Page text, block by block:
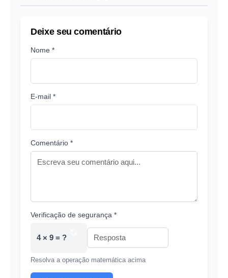
Deixe seu comentário
Nome *
E-mail *
Comentário *
Verificação de segurança *
4 × 9 = ?
Resolva a operação matemática acima